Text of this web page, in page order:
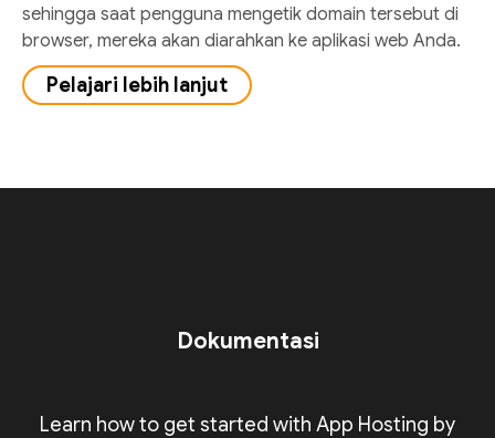
sehingga saat pengguna mengetik domain tersebut di
browser, mereka akan diarahkan ke aplikasi web Anda.
Pelajari lebih lanjut
Dokumentasi
Learn how to get started with App Hosting by